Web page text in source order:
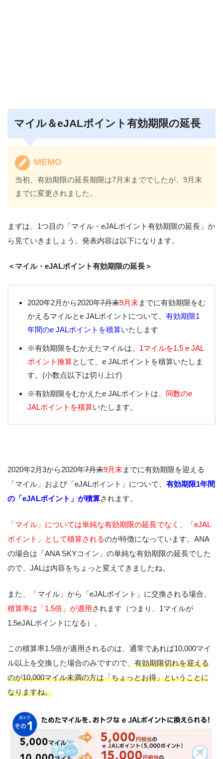
マイル＆eJALポイント有効期限の延長
MEMO
当初、有効期限の延長期限は7月末まででしたが、9月末
までに変更されました。
まずは、1つ目の「マイル・eJALポイント有効期限の延長」か
ら見ていきましょう。発表内容は以下になります。
＜マイル・eJALポイント有効期限の延長＞
2020年2月から2020年7月末9月末 までに有効期限をむ
かえるマイルとe JALポイントについて、 有効期限1
年間のe JALポイントを積算いたします
※有効期限をむかえたマイルは、 1マイルを1.5 e JAL
ポイント換算として、e JALポイントを積算いたしま
す。(小数点以下は切り上げ)
※有効期限をむかえたe JALポイントは、 同数のe
JALポイントを積算いたします。
2020年2月3から2020年7月末9月末 までに有効期限を迎える
「マイル」および「eJALポイント」について、 有効期限1年間
の「eJALポイント」が積算されます。
「マイル」については単純な有効期限の延長でなく、「eJAL
ポイント」として積算されるのが特徴になっています。ANA
の場合は「ANA SKYコイン」の単純な有効期限の延長でした
ので、JALは内容をちょっと変えてきましたね。
また、「マイル」から「eJALポイント」に交換される場合、
積算率は「1.5倍」が適用されます（つまり、1マイルが
1.5eJALポイントになる）。
この積算率1.5倍が適用されるのは、通常であれば10,000マイ
ル以上を交換した場合のみですので、 有効期限切れを迎える
のが10,000マイル未満の方は「ちょっとお得」ということに
なりますね。